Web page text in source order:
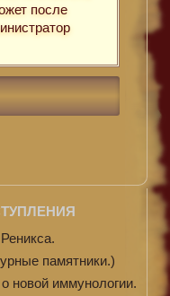
после
памятники.)
новой иммунологии.